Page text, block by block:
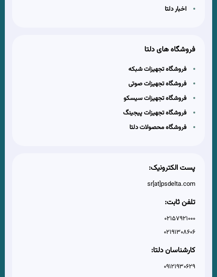
اخبار دلتا
فروشگاه های دلتا
فروشگاه تجهیزات شبکه
فروشگاه تجهیزات صوتی
فروشگاه تجهیزات سیسکو
فروشگاه تجهیزات پیجینگ
فروشگاه محصولات دلتا
پست الکترونیک:
sr[at]psdelta.com
تلفن ثابت:
02157921000
02191308606
کارشناسان دلتا:
09121930629